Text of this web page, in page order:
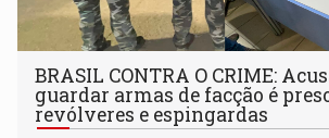
BRASIL CONTRA O CRIME:
guardar armas de facção é
revólveres e espingardas